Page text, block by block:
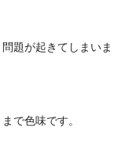
題が起きてしまいま
で色味です。